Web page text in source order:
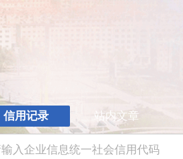
信用记录 站内文章